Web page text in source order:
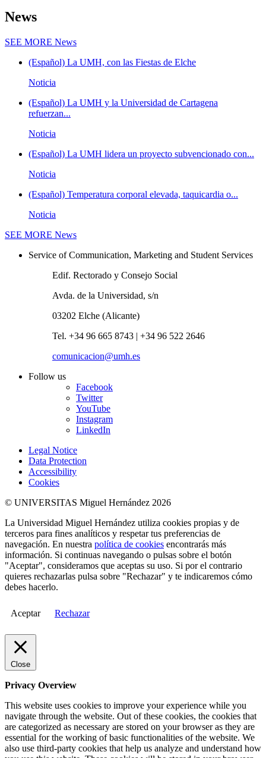
News
SEE MORE News
(Español) La UMH, con las Fiestas de Elche
Noticia
(Español) La UMH y la Universidad de Cartagena
refuerzan...
Noticia
(Español) La UMH lidera un proyecto subvencionado con...
Noticia
(Español) Temperatura corporal elevada, taquicardia o...
Noticia
SEE MORE News
Service of Communication, Marketing and Student Services
Edif. Rectorado y Consejo Social
Avda. de la Universidad, s/n
03202 Elche (Alicante)
Tel. +34 96 665 8743 | +34 96 522 2646
comunicacion@umh.es
Follow us
Facebook
Twitter
YouTube
Instagram
LinkedIn
Legal Notice
Data Protection
Accessibility
Cookies
© UNIVERSITAS Miguel Hernández 2026
La Universidad Miguel Hernández utiliza cookies propias y de
terceros para fines analíticos y respetar tus preferencias de
navegación. En nuestra política de cookies encontrarás más
información. Si continuas navegando o pulsas sobre el botón
"Aceptar", consideramos que aceptas su uso. Si por el contrario
quieres rechazarlas pulsa sobre "Rechazar" y te indicaremos cómo
debes hacerlo.
Aceptar Rechazar
Close
Privacy Overview
This website uses cookies to improve your experience while you
navigate through the website. Out of these cookies, the cookies that
are categorized as necessary are stored on your browser as they are
essential for the working of basic functionalities of the website. We
also use third-party cookies that help us analyze and understand how